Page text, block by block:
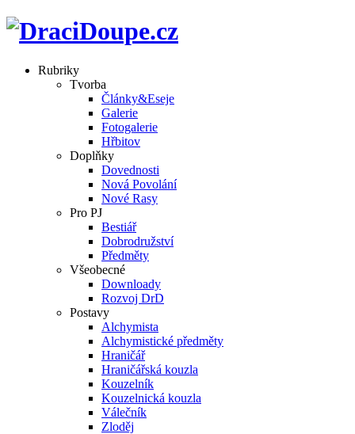
Rubriky
Tvorba
Články&Eseje
Galerie
Fotogalerie
Hřbitov
Doplňky
Dovednosti
Nová Povolání
Nové Rasy
Pro PJ
Bestiář
Dobrodružství
Předměty
Všeobecné
Downloady
Rozvoj DrD
Postavy
Alchymista
Alchymistické předměty
Hraničář
Hraničářská kouzla
Kouzelník
Kouzelnická kouzla
Válečník
Zloděj